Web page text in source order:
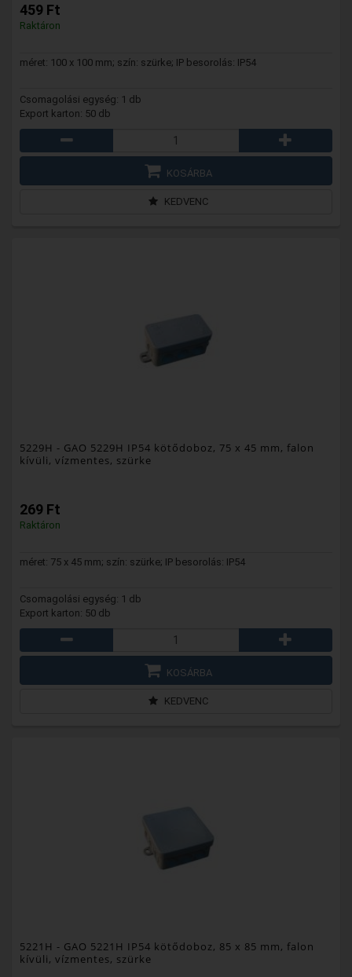
459 Ft
Raktáron
méret: 100 x 100 mm; szín: szürke; IP besorolás: IP54
Csomagolási egység: 1 db
Export karton: 50 db
KOSÁRBA
KEDVENC
5229H - GAO 5229H IP54 kötődoboz, 75 x 45 mm, falon
kívüli, vízmentes, szürke
269 Ft
Raktáron
méret: 75 x 45 mm; szín: szürke; IP besorolás: IP54
Csomagolási egység: 1 db
Export karton: 50 db
KOSÁRBA
KEDVENC
5221H - GAO 5221H IP54 kötődoboz, 85 x 85 mm, falon
kívüli, vízmentes, szürke